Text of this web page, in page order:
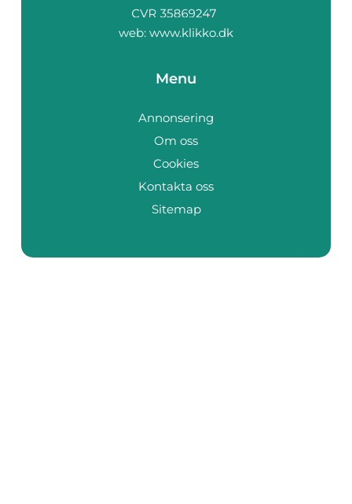
web: www.klikko.dk
Menu
Annonsering
Om oss
Cookies
Kontakta oss
Sitemap